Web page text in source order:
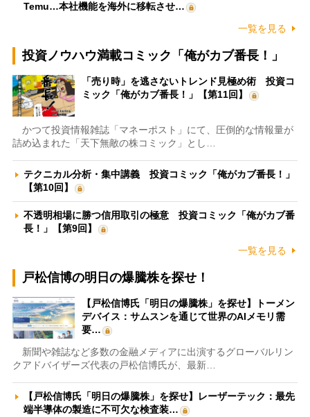
Temu…本社機能を海外に移転させ…
一覧を見る
投資ノウハウ満載コミック「俺がカブ番長！」
「売り時」を逃さないトレンド見極め術 投資コ
ミック「俺がカブ番長！」【第11回】
かつて投資情報雑誌「マネーポスト」にて、圧倒的な情報量が
詰め込まれた「天下無敵の株コミック」とし…
テクニカル分析・集中講義 投資コミック「俺がカブ番長！」
【第10回】
不透明相場に勝つ信用取引の極意 投資コミック「俺がカブ番
長！」【第9回】
一覧を見る
戸松信博の明日の爆騰株を探せ！
【戸松信博氏「明日の爆騰株」を探せ】トーメン
デバイス：サムスンを通じて世界のAIメモリ需
要…
新聞や雑誌など多数の金融メディアに出演するグローバルリン
クアドバイザーズ代表の戸松信博氏が、最新…
【戸松信博氏「明日の爆騰株」を探せ】レーザーテック：最先
端半導体の製造に不可欠な検査装…